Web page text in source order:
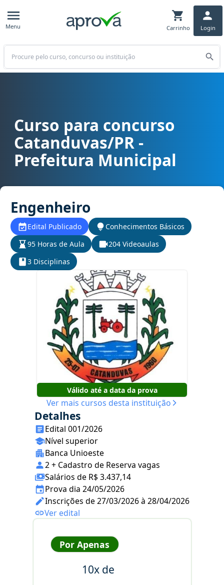
Menu Carrinho Login
Buscar
Curso para concurso Catanduvas/PR - Prefeitura Municipal cargo
Curso para concurso
Catanduvas/PR -
Prefeitura Municipal
Engenheiro
Edital Publicado
Conhecimentos Básicos
95 Horas de Aula
204 Videoaulas
3 Disciplinas
Válido até a data da prova
Ver mais cursos desta instituição
Detalhes
Edital 001/2026
Nível superior
Banca Unioeste
2 + Cadastro de Reserva vagas
Salários de R$ 3.437,14
Prova dia 24/05/2026
Inscrições de 27/03/2026 à 28/04/2026
Ver edital
Por Apenas
10x de